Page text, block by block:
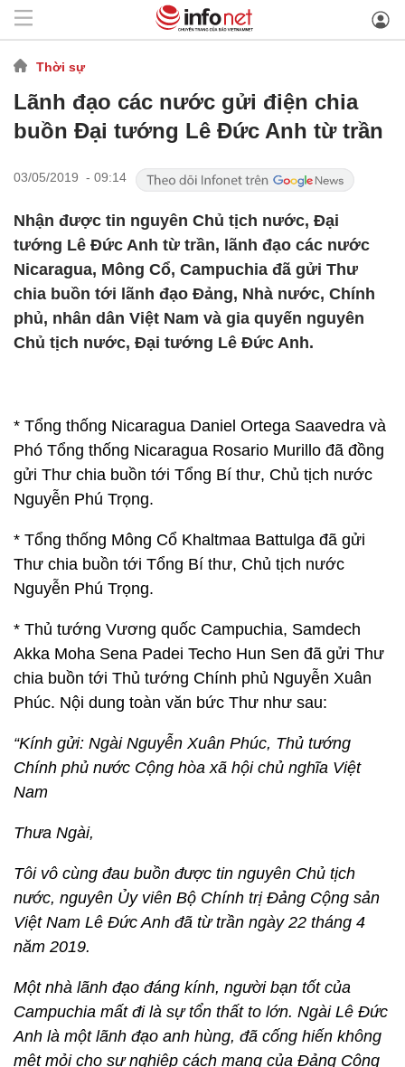
Thời sự
Lãnh đạo các nước gửi điện chia
buồn Đại tướng Lê Đức Anh từ trần
03/05/2019 - 09:14
Nhận được tin nguyên Chủ tịch nước, Đại
tướng Lê Đức Anh từ trần, lãnh đạo các nước
Nicaragua, Mông Cổ, Campuchia đã gửi Thư
chia buồn tới lãnh đạo Đảng, Nhà nước, Chính
phủ, nhân dân Việt Nam và gia quyến nguyên
Chủ tịch nước, Đại tướng Lê Đức Anh.
* Tổng thống Nicaragua Daniel Ortega Saavedra và
Phó Tổng thống Nicaragua Rosario Murillo đã đồng
gửi Thư chia buồn tới Tổng Bí thư, Chủ tịch nước
Nguyễn Phú Trọng.
* Tổng thống Mông Cổ Khaltmaa Battulga đã gửi
Thư chia buồn tới Tổng Bí thư, Chủ tịch nước
Nguyễn Phú Trọng.
* Thủ tướng Vương quốc Campuchia, Samdech
Akka Moha Sena Padei Techo Hun Sen đã gửi Thư
chia buồn tới Thủ tướng Chính phủ Nguyễn Xuân
Phúc. Nội dung toàn văn bức Thư như sau:
“Kính gửi: Ngài Nguyễn Xuân Phúc, Thủ tướng
Chính phủ nước Cộng hòa xã hội chủ nghĩa Việt
Nam
Thưa Ngài,
Tôi vô cùng đau buồn được tin nguyên Chủ tịch
nước, nguyên Ủy viên Bộ Chính trị Đảng Cộng sản
Việt Nam Lê Đức Anh đã từ trần ngày 22 tháng 4
năm 2019.
Một nhà lãnh đạo đáng kính, người bạn tốt của
Campuchia mất đi là sự tổn thất to lớn. Ngài Lê Đức
Anh là một lãnh đạo anh hùng, đã cống hiến không
mệt mỏi cho sự nghiệp cách mạng của Đảng Cộng